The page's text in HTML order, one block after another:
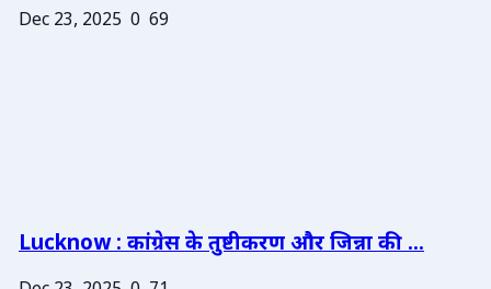
Dec 23, 2025 0 69
Lucknow : कांग्रेस के तुष्टीकरण और जिन्ना की ...